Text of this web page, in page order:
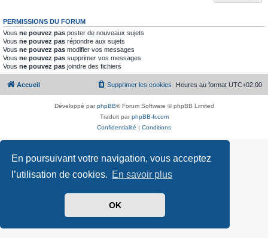
En poursuivant votre navigation, vous acceptez
l’utilisation de cookies. En savoir plus
OK
PERMISSIONS DU FORUM
Vous ne pouvez pas poster de nouveaux sujets
Vous ne pouvez pas répondre aux sujets
Vous ne pouvez pas modifier vos messages
Vous ne pouvez pas supprimer vos messages
Vous ne pouvez pas joindre des fichiers
Accueil Heures au format UTC+02:00
Supprimer les cookies
Développé parphpBB® Forum Software © phpBB Limited
Traduit parphpBB-fr.com
Confidentialité | Conditions